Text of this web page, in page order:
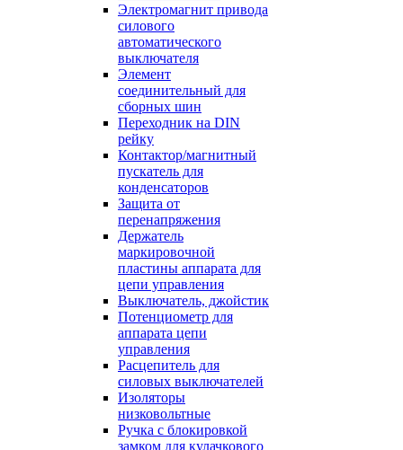
Электромагнит привода
силового
автоматического
выключателя
Элемент
соединительный для
сборных шин
Переходник на DIN
рейку
Контактор/магнитный
пускатель для
конденсаторов
Защита от
перенапряжения
Держатель
маркировочной
пластины аппарата для
цепи управления
Выключатель, джойстик
Потенциометр для
аппарата цепи
управления
Расцепитель для
силовых выключателей
Изоляторы
низковольтные
Ручка с блокировкой
замком для кулачкового